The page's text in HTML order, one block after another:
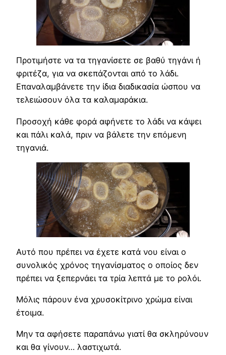
Προτιμήστε να τα τηγανίσετε σε βαθύ τηγάνι ή
φριτέζα, για να σκεπάζονται από το λάδι.
Επαναλαμβάνετε την ίδια διαδικασία ώσπου να
τελειώσουν όλα τα καλαμαράκια.
Προσοχή κάθε φορά αφήνετε το λάδι να κάψει
και πάλι καλά, πριν να βάλετε την επόμενη
τηγανιά.
Αυτό που πρέπει να έχετε κατά νου είναι ο
συνολικός χρόνος τηγανίσματος ο οποίος δεν
πρέπει να ξεπερνάει τα τρία λεπτά με το ρολόι.
Μόλις πάρουν ένα χρυσοκίτρινο χρώμα είναι
έτοιμα.
Μην τα αφήσετε παραπάνω γιατί θα σκληρύνουν
και θα γίνουν… λαστιχωτά.